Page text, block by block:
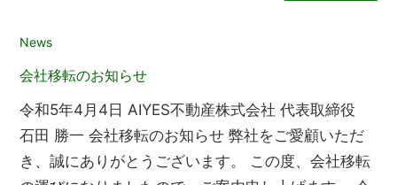
2023年4月4日
News
会社移転のお知らせ
令和5年4月4日 AIYES不動産株式会社 代表取締役
石田 勝一 会社移転のお知らせ 弊社をご愛顧いただ
き、誠にありがとうございます。 この度、会社移転